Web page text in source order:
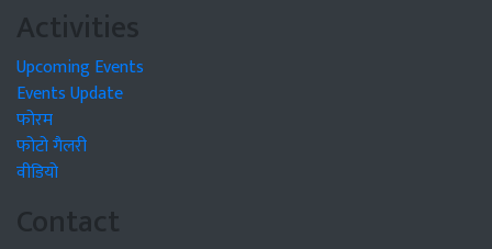
Activities
Upcoming Events
Events Update
फोरम
फोटो गैलरी
वीडियो
Contact